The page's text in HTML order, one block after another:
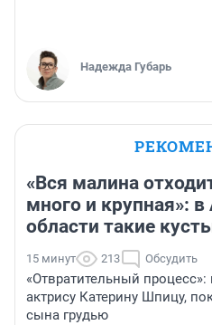
Надежда Губарь
«Вся малина
много и крупная»: в
области такие
15 минут 213 Обсудить
«Отвратительный
актрису Катерину Шпицу,
сына грудью